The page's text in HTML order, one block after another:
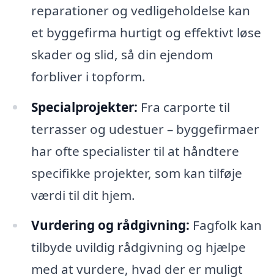
reparationer og vedligeholdelse kan
et byggefirma hurtigt og effektivt løse
skader og slid, så din ejendom
forbliver i topform.
Specialprojekter: Fra carporte til
terrasser og udestuer – byggefirmaer
har ofte specialister til at håndtere
specifikke projekter, som kan tilføje
værdi til dit hjem.
Vurdering og rådgivning: Fagfolk kan
tilbyde uvildig rådgivning og hjælpe
med at vurdere, hvad der er muligt